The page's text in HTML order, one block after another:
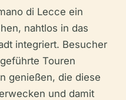
di Lecce ein
nahtlos in das
integriert. Besucher
Touren
genießen, die diese
und damit